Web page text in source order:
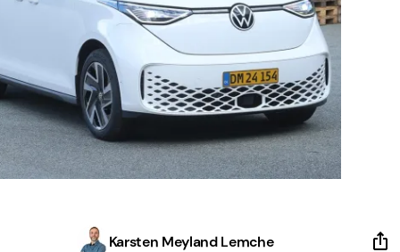
Karsten Meyland Lemche